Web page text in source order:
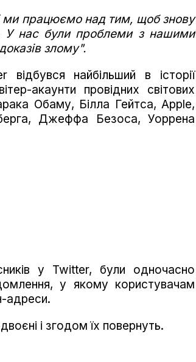
ми працюємо над тим, щоб знову
У нас були проблеми з нашими
злому".
найбільший в історії
акаунти провідних світових
Обаму, Білла Гейтса, Apple,
Джеффа Безоса, Уоррена
у Twitter, були одночасно
у якому користувачам
адреси.
і згодом їх повернуть.